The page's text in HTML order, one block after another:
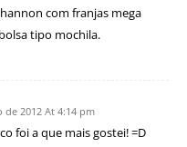
com franjas mega
tipo mochila.
de 2012 At 4:14 pm
foi a que mais gostei! =D